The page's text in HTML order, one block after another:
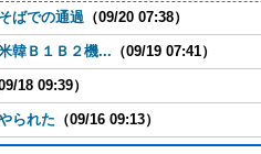
ばでの通過 （09/20 07:38）
韓Ｂ１Ｂ２機... （09/19 07:41）
09/18 09:39）
られた （09/16 09:13）